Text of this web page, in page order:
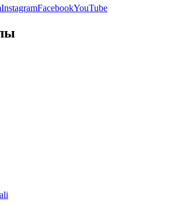
InstagramFacebookYouTube